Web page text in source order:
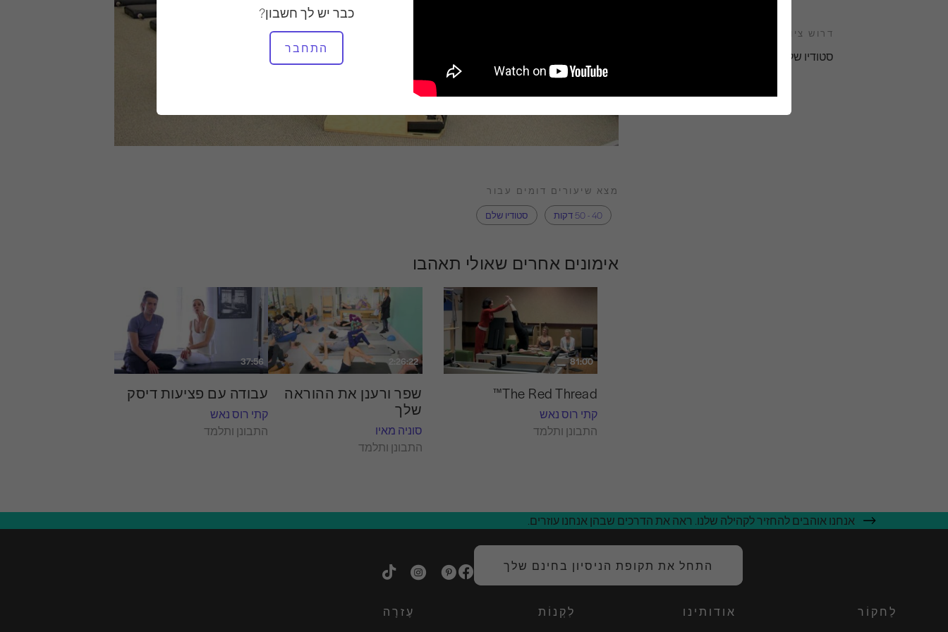
כבר יש לך חשבון?
התחבר
דרוש ציוד
סטודיו שלם
מצא שיעורים דומים עבור
40 - 50 דקות
סטודיו שלם
אימונים אחרים שאולי תאהבו
81:00
The Red Thread™
קתי רוס נאש
התבונן ותלמד
2:26:22
שפר ורענן את ההוראה
שלך
סוניה מאיו
התבונן ותלמד
37:56
עבודה עם פציעות דיסק
קתי רוס נאש
התבונן ותלמד
אנחנו אוהבים להחזיר לקהילה שלנו. ראה את הדרכים שבהן אנחנו עוזרים.
התחל את תקופת הניסיון בחינם שלך
לַחקוֹר אודותינו לִקְנוֹת עֶזרָה